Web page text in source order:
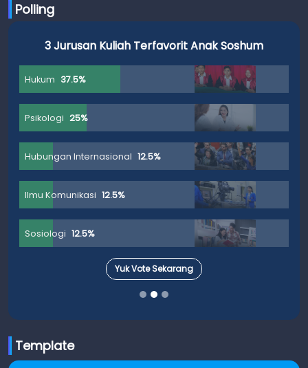
Polling
3 Jurusan Kuliah Terfavorit Anak Soshum
Hukum 37.5%
Psikologi 25%
Hubungan Internasional 12.5%
Ilmu Komunikasi 12.5%
Sosiologi 12.5%
Yuk Vote Sekarang
Template